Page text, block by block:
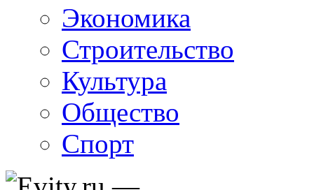
Экономика
Строительство
Культура
Общество
Спорт